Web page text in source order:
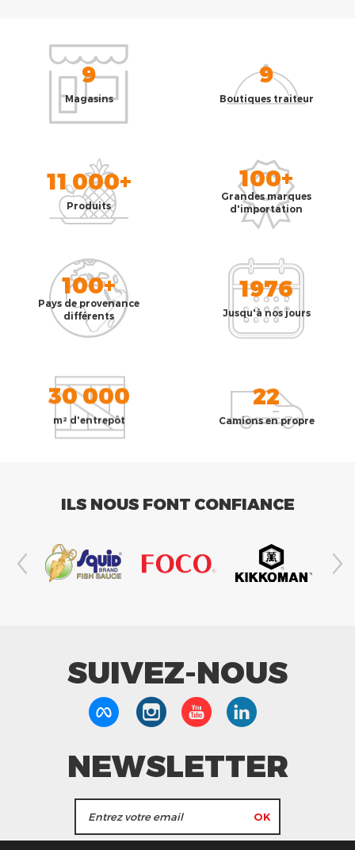
9
Magasins
9
Boutiques traiteur
11 000+
Produits
100+
Grandes marques
d'importation
100+
Pays de provenance
différents
1976
Jusqu'à nos jours
30 000
m² d'entrepôt
22
Camions en propre
ILS NOUS FONT CONFIANCE
SUIVEZ-NOUS
NEWSLETTER